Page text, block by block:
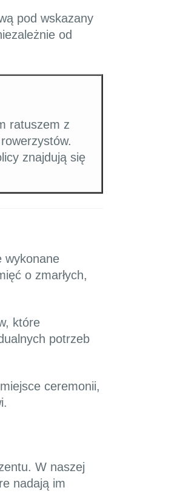
pod wskazany
od
ratuszem z
znajdują się
wykonane
o zmarłych,
które
potrzeb
ceremonii,
W naszej
nadają im